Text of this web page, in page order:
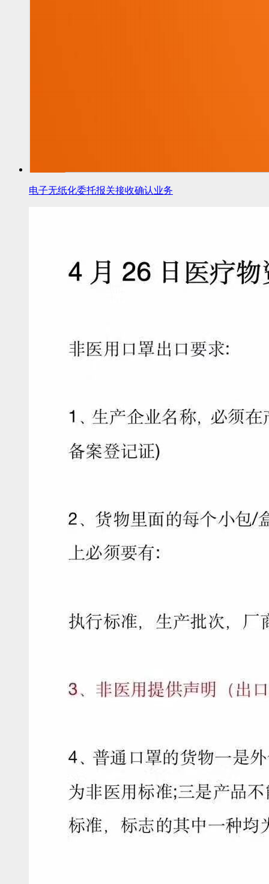
电子无纸化委托报关接收确认业务